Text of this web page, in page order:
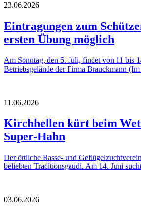
23.06.2026
Eintragungen zum
ersten Übung möglich
Am Sonntag, den 5. Juli, findet von 11 bis
Betriebsgelände der Firma Brauckmann
11.06.2026
Kirchhellen kürt beim
Super-Hahn
Der örtliche Rasse- und
beliebten Traditionsgaudi. Am 14. Juni
03.06.2026